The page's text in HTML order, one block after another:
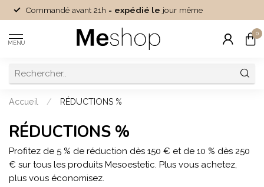
Commandé avant 21h = expédié le jour même
MENU
0
Accueil / RÉDUCTIONS %
RÉDUCTIONS %
Profitez de 5 % de réduction dès 150 € et de 10 % dès 250
€ sur tous les produits Mesoestetic. Plus vous achetez,
plus vous économisez.